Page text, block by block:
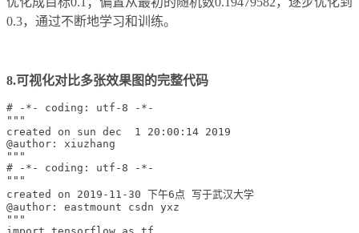
0.3，通过不断地学习和训练。
8.可视化对比多张效果图的完整代码
# -*- coding: utf-8 -*-
"""
created on sun dec  1 20:00:14 2019
@author: xiuzhang
"""
# -*- coding: utf-8 -*-
"""
created on 2019-11-30 下午6点 写于武汉大学
@author: eastmount csdn yxz
"""